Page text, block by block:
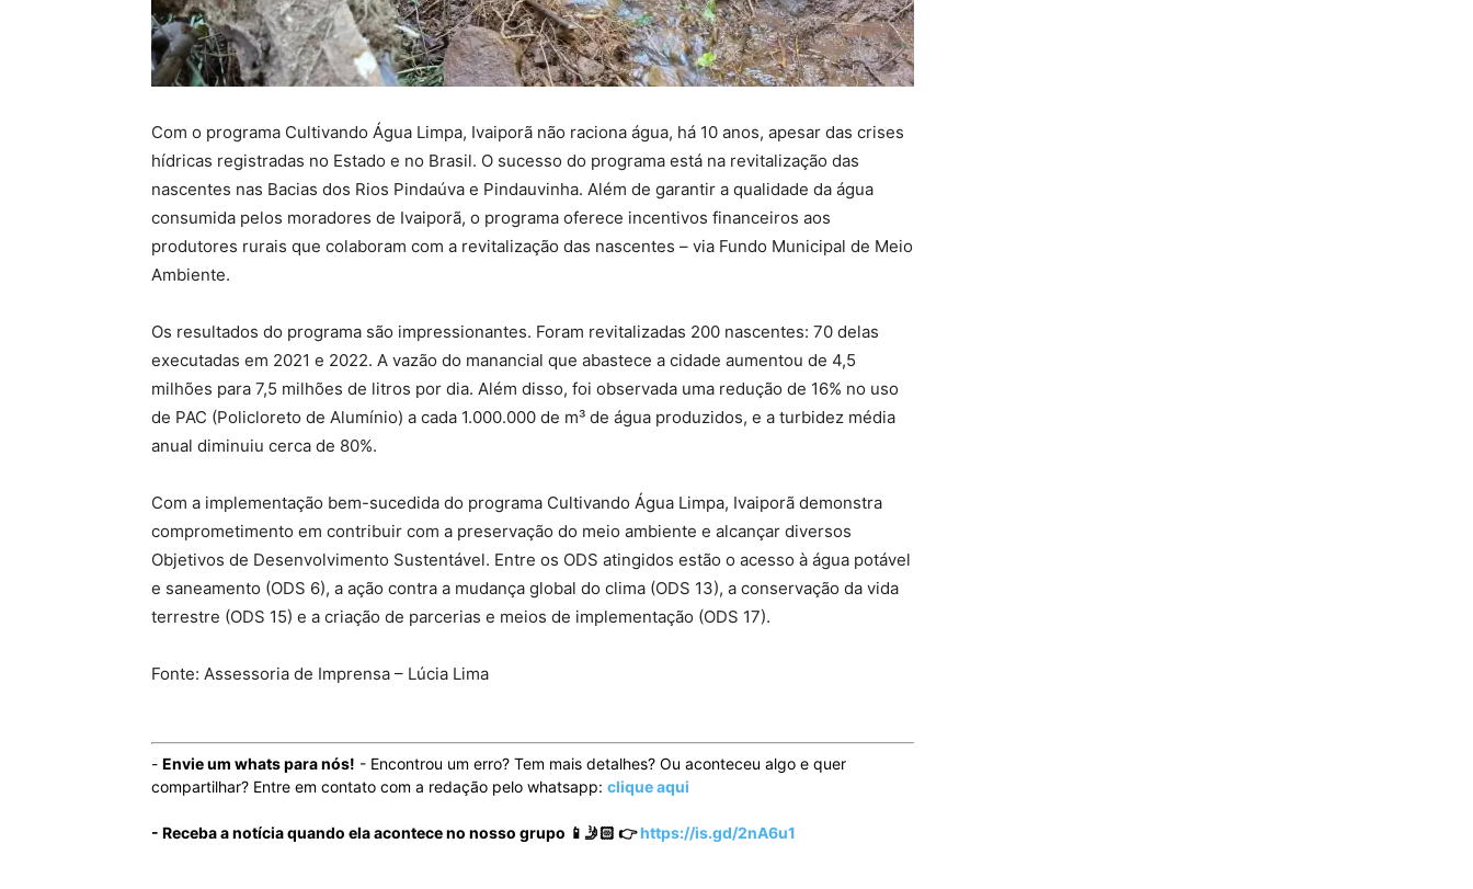
Com o programa Cultivando Água Limpa, Ivaiporã não raciona água, há 10 anos, apesar das crises
hídricas registradas no Estado e no Brasil. O sucesso do programa está na revitalização das
nascentes nas Bacias dos Rios Pindaúva e Pindauvinha. Além de garantir a qualidade da água
consumida pelos moradores de Ivaiporã, o programa oferece incentivos financeiros aos
produtores rurais que colaboram com a revitalização das nascentes – via Fundo Municipal de Meio
Ambiente.
Os resultados do programa são impressionantes. Foram revitalizadas 200 nascentes: 70 delas
executadas em 2021 e 2022. A vazão do manancial que abastece a cidade aumentou de 4,5
milhões para 7,5 milhões de litros por dia. Além disso, foi observada uma redução de 16% no uso
de PAC (Policloreto de Alumínio) a cada 1.000.000 de m³ de água produzidos, e a turbidez média
anual diminuiu cerca de 80%.
Com a implementação bem-sucedida do programa Cultivando Água Limpa, Ivaiporã demonstra
comprometimento em contribuir com a preservação do meio ambiente e alcançar diversos
Objetivos de Desenvolvimento Sustentável. Entre os ODS atingidos estão o acesso à água potável
e saneamento (ODS 6), a ação contra a mudança global do clima (ODS 13), a conservação da vida
terrestre (ODS 15) e a criação de parcerias e meios de implementação (ODS 17).
Fonte: Assessoria de Imprensa – Lúcia Lima
- Envie um whats para nós! - Encontrou um erro? Tem mais detalhes? Ou aconteceu algo e quer
compartilhar? Entre em contato com a redação pelo whatsapp: clique aqui
- Receba a notícia quando ela acontece no nosso grupo 📱🤳🏻 👉https://is.gd/2nA6u1